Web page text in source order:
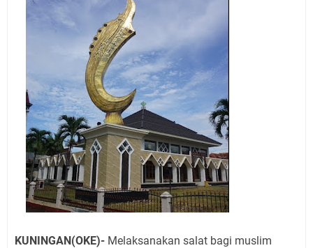
Rabu 5 Agustus 2026
Agenda Kegiatan Bupati Kuningan Kamis 6 Agustus
2026 Ada Tiga Acara
Kamis 6 Agustus 2026 Mobil Samling Ada di Alun-alun
Luragung, Ini Persyaratan dan Besaran Biayanya
Layanan Mobil Samsat Keliling Kuningan Kamis 6
Agustus 2026 Ada di Empat Titik
KUNINGAN(OKE)- Melaksanakan salat bagi muslim